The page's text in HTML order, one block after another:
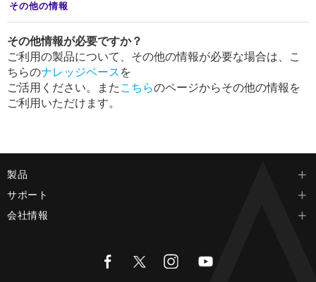
その他の情報
その他情報が必要ですか？
ご利用の製品について、その他の情報が必要な場合は、こ
ちらのナレッジベース を
ご活用ください。また こちらのページからその他の情報を
ご利用いただけます。
製品
サポート
会社情報